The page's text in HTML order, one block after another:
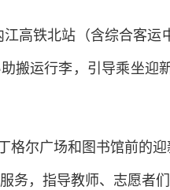
江高铁北站（含综合客
搬运行李，引导乘坐迎
格尔广场和图书馆前的
务，指导教师、志愿者